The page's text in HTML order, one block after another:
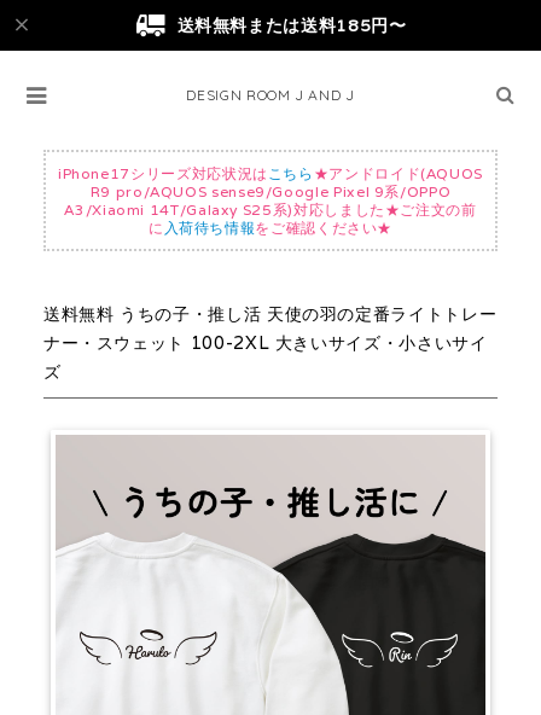
送料無料または送料185円〜
DESIGN ROOM J AND J
iPhone17シリーズ対応状況は こちら ★アンドロイド(AQUOS
R9 pro/AQUOS sense9/Google Pixel 9系/OPPO
A3/Xiaomi 14T/Galaxy S25系)対応しました★ご注文の前
に 入荷待ち情報をご確認ください★
送料無料 うちの子・推し活 天使の羽の定番ライトトレー
ナー・スウェット 100-2XL 大きいサイズ・小さいサイ
ズ